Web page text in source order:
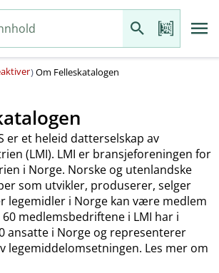
)Om Felleskatalogen
er et heleid datterselskap av
(LMI). LMI er bransjeforeningen for
i Norge. Norske og utenlandske
som utvikler, produserer, selger
legemidler i Norge kan være medlem
medlemsbedriftene i LMI har i
ansatte i Norge og representerer
legemiddelomsetningen. Les mer om